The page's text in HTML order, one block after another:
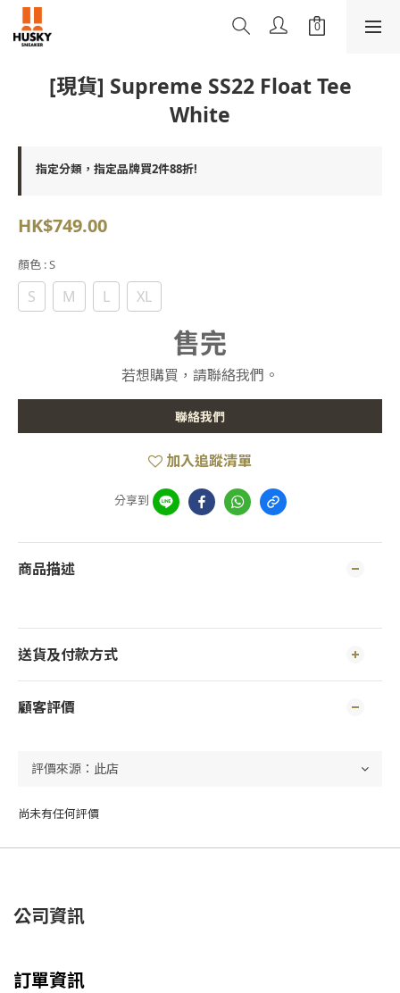
[現貨] Supreme SS22 Float Tee
White
指定分類，指定品牌買2件88折!
HK$749.00
顏色 : S
S M L XL
售完
若想購買，請聯絡我們。
聯絡我們
加入追蹤清單
分享到
商品描述
送貨及付款方式
顧客評價
尚未有任何評價
公司資訊
訂單資訊